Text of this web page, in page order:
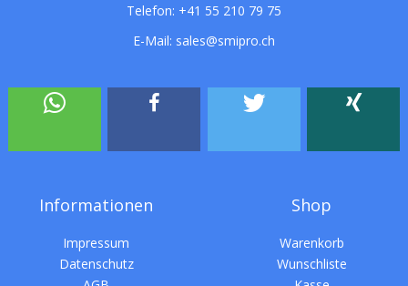
Telefon: +41 55 210 79 75
E-Mail: sales@smipro.ch
Informationen
Impressum
Datenschutz
Shop
Warenkorb
Wunschliste